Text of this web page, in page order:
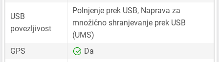
USB
povezljivost
Polnjenje prek USB, Naprava za
množično shranjevanje prek USB
(UMS)
GPS
Da